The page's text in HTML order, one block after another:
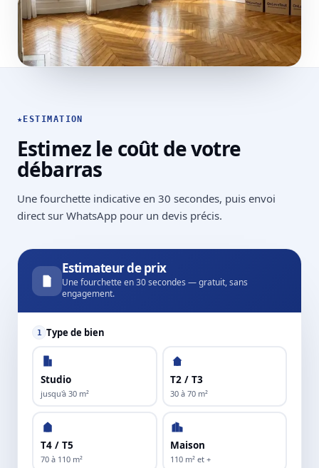
★ ESTIMATION
Estimez le coût de votre
débarras
Une fourchette indicative en 30 secondes, puis envoi
direct sur WhatsApp pour un devis précis.
Estimateur de prix
Une fourchette en 30 secondes — gratuit, sans
engagement.
1 Type de bien
Studio
jusqu'à 30 m²
T2 / T3
30 à 70 m²
T4 / T5
70 à 110 m²
Maison
110 m² et +